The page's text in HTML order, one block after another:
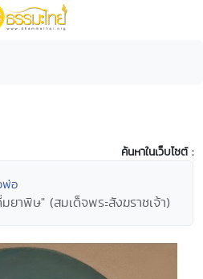
ค้นหาในเว็บไซต์ :
พ่อ
ยาพิษ" (สมเด็จพระสังฆราชเจ้า)